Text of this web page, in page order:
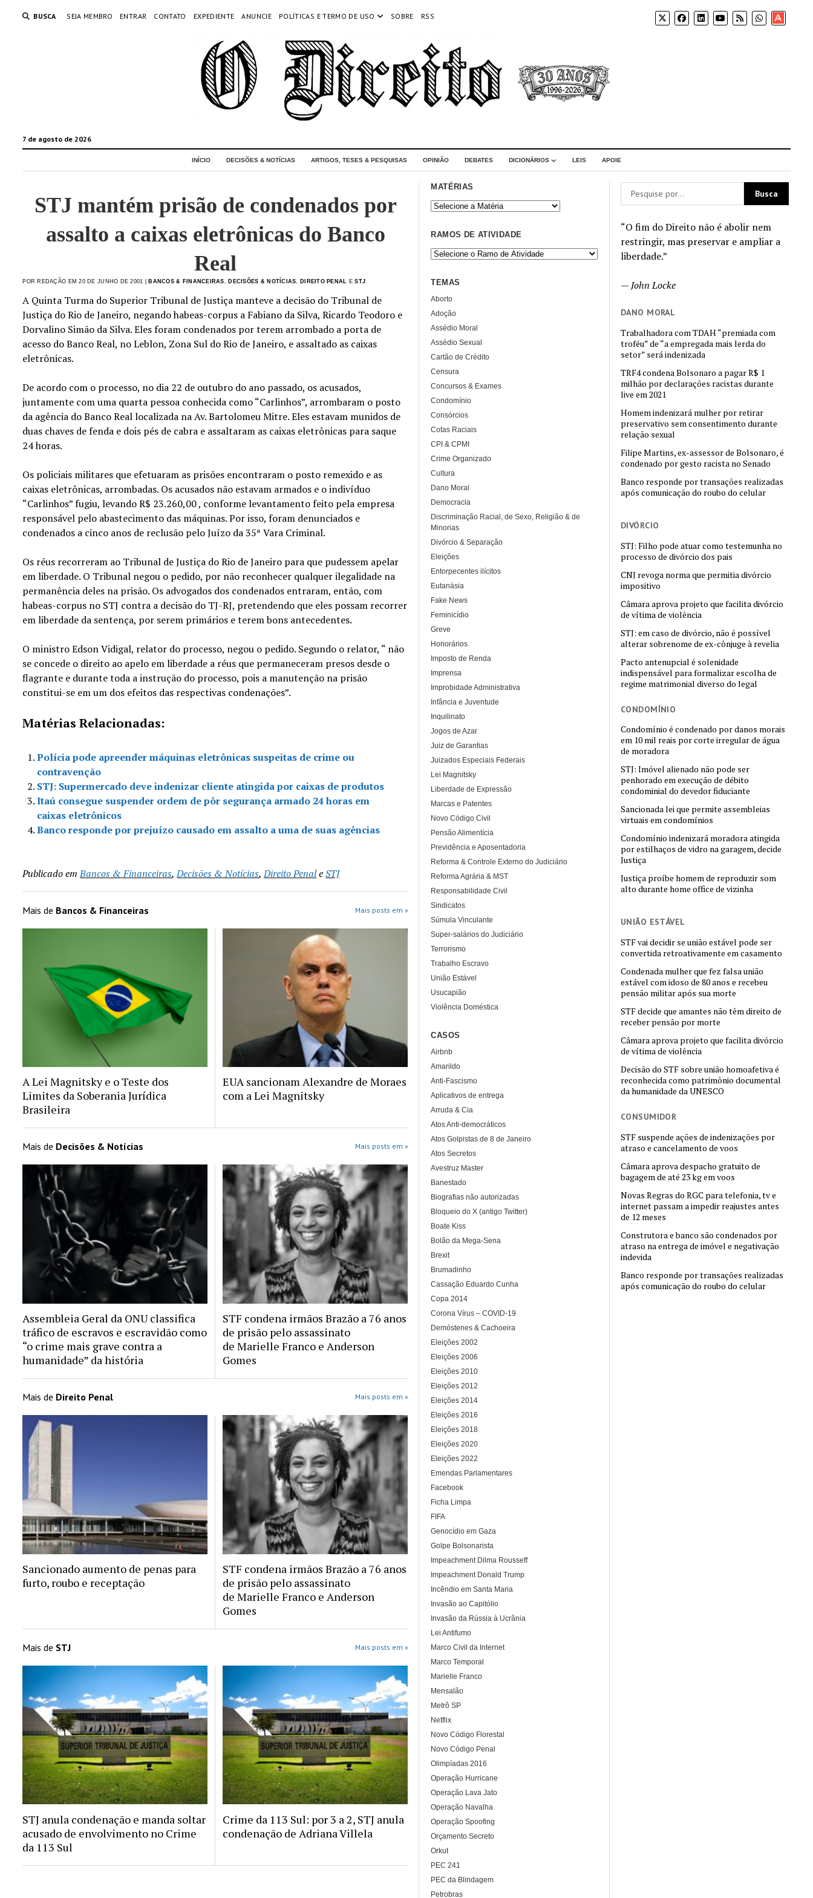
BUSCA SEJA MEMBRO ENTRAR CONTATO EXPEDIENTE ANUNCIE POLÍTICAS E TERMO DE USO SOBRE RSS
Apoia-
se
7 de agosto de 2026
INÍCIO DECISÕES & NOTÍCIAS ARTIGOS, TESES & PESQUISAS OPINIÃO DEBATES DICIONÁRIOS LEIS APOIE
“O fim do Direito não é abolir nem
restringir, mas preservar e ampliar a
liberdade.”
— John Locke
DANO MORAL
Trabalhadora com TDAH “premiada com
troféu” de “a empregada mais lerda do
setor” será indenizada
TRF4 condena Bolsonaro a pagar R$ 1
milhão por declarações racistas durante
live em 2021
Homem indenizará mulher por retirar
preservativo sem consentimento durante
relação sexual
Filipe Martins, ex-assessor de Bolsonaro, é
condenado por gesto racista no Senado
Banco responde por transações realizadas
após comunicação do roubo do celular
DIVÓRCIO
STJ: Filho pode atuar como testemunha no
processo de divórcio dos pais
CNJ revoga norma que permitia divórcio
impositivo
Câmara aprova projeto que facilita divórcio
de vítima de violência
STJ: em caso de divórcio, não é possível
alterar sobrenome de ex-cônjuge à revelia
Pacto antenupcial é solenidade
indispensável para formalizar escolha de
regime matrimonial diverso do legal
CONDOMÍNIO
Condomínio é condenado por danos morais
em 10 mil reais por corte irregular de água
de moradora
STJ: Imóvel alienado não pode ser
penhorado em execução de débito
condominial do devedor fiduciante
Sancionada lei que permite assembleias
virtuais em condomínios
Condomínio indenizará moradora atingida
por estilhaços de vidro na garagem, decide
Justiça
Justiça proíbe homem de reproduzir som
alto durante home office de vizinha
UNIÃO ESTÁVEL
STF vai decidir se união estável pode ser
convertida retroativamente em casamento
Condenada mulher que fez falsa união
estável com idoso de 80 anos e recebeu
pensão militar após sua morte
STF decide que amantes não têm direito de
receber pensão por morte
Câmara aprova projeto que facilita divórcio
de vítima de violência
Decisão do STF sobre união homoafetiva é
reconhecida como patrimônio documental
da humanidade da UNESCO
CONSUMIDOR
STF suspende ações de indenizações por
atraso e cancelamento de voos
Câmara aprova despacho gratuito de
bagagem de até 23 kg em voos
Novas Regras do RGC para telefonia, tv e
internet passam a impedir reajustes antes
de 12 meses
Construtora e banco são condenados por
atraso na entrega de imóvel e negativação
indevida
Banco responde por transações realizadas
após comunicação do roubo do celular
STJ mantém prisão de condenados por
assalto a caixas eletrônicas do Banco
Real
POR REDAÇÃO EM 20 DE JUNHO DE 2001 | BANCOS & FINANCEIRAS DECISÕES & NOTÍCIAS DIREITO PENAL ESTJ
A Quinta Turma do Superior Tribunal de Justiça manteve a decisão do Tribunal de
Justiça do Rio de Janeiro, negando habeas-corpus a Fabiano da Silva, Ricardo Teodoro e
Dorvalino Simão da Silva. Eles foram condenados por terem arrombado a porta de
acesso do Banco Real, no Leblon, Zona Sul do Rio de Janeiro, e assaltado as caixas
eletrônicas.
De acordo com o processo, no dia 22 de outubro do ano passado, os acusados,
juntamente com uma quarta pessoa conhecida como “Carlinhos”, arrombaram o posto
da agência do Banco Real localizada na Av. Bartolomeu Mitre. Eles estavam munidos de
duas chaves de fenda e dois pés de cabra e assaltaram as caixas eletrônicas para saque
24 horas.
Os policiais militares que efetuaram as prisões encontraram o posto remexido e as
caixas eletrônicas, arrombadas. Os acusados não estavam armados e o indivíduo
“Carlinhos” fugiu, levando R$ 23.260,00 , conforme levantamento feito pela empresa
responsável pelo abastecimento das máquinas. Por isso, foram denunciados e
condenados a cinco anos de reclusão pelo Juízo da 35ª Vara Criminal.
Os réus recorreram ao Tribunal de Justiça do Rio de Janeiro para que pudessem apelar
em liberdade. O Tribunal negou o pedido, por não reconhecer qualquer ilegalidade na
permanência deles na prisão. Os advogados dos condenados entraram, então, com
habeas-corpus no STJ contra a decisão do TJ-RJ, pretendendo que eles possam recorrer
em liberdade da sentença, por serem primários e terem bons antecedentes.
O ministro Edson Vidigal, relator do processo, negou o pedido. Segundo o relator, “ não
se concede o direito ao apelo em liberdade a réus que permaneceram presos desde o
flagrante e durante toda a instrução do processo, pois a manutenção na prisão
constitui-se em um dos efeitos das respectivas condenações”.
Matérias Relacionadas:
Polícia pode apreender máquinas eletrônicas suspeitas de crime ou
contravenção
STJ: Supermercado deve indenizar cliente atingida por caixas de produtos
Itaú consegue suspender ordem de pôr segurança armado 24 horas em
caixas eletrônicos
Banco responde por prejuízo causado em assalto a uma de suas agências
Publicado em Bancos & Financeiras,Decisões & Notícias,Direito PenaleSTJ
Mais de Bancos & Financeiras Mais posts em »
A Lei Magnitsky e o Teste dos
Limites da Soberania Jurídica
Brasileira
EUA sancionam Alexandre de Moraes
com a Lei Magnitsky
Mais de Decisões & Notícias Mais posts em »
Assembleia Geral da ONU classifica
tráfico de escravos e escravidão como
“o crime mais grave contra a
humanidade” da história
STF condena irmãos Brazão a 76 anos
de prisão pelo assassinato
de Marielle Franco e Anderson
Gomes
Mais de Direito Penal Mais posts em »
Sancionado aumento de penas para
furto, roubo e receptação
STF condena irmãos Brazão a 76 anos
de prisão pelo assassinato
de Marielle Franco e Anderson
Gomes
Mais de STJ Mais posts em »
STJ anula condenação e manda soltar
acusado de envolvimento no Crime
da 113 Sul
Crime da 113 Sul: por 3 a 2, STJ anula
condenação de Adriana Villela
MATÉRIAS
RAMOS DE ATIVIDADE
TEMAS
Aborto
Adoção
Assédio Moral
Assédio Sexual
Cartão de Crédito
Censura
Concursos & Exames
Condomínio
Consórcios
Cotas Raciais
CPI & CPMI
Crime Organizado
Cultura
Dano Moral
Democracia
Discriminação Racial, de Sexo, Religião & de
Minorias
Divórcio & Separação
Eleições
Entorpecentes ilícitos
Eutanásia
Fake News
Feminicídio
Greve
Honorários
Imposto de Renda
Imprensa
Improbidade Administrativa
Infância e Juventude
Inquilinato
Jogos de Azar
Juiz de Garantias
Juizados Especiais Federais
Lei Magnitsky
Liberdade de Expressão
Marcas e Patentes
Novo Código Civil
Pensão Alimentícia
Previdência e Aposentadoria
Reforma & Controle Externo do Judiciário
Reforma Agrária & MST
Responsabilidade Civil
Sindicatos
Súmula Vinculante
Super-salários do Judiciário
Terrorismo
Trabalho Escravo
União Estável
Usucapião
Violência Doméstica
CASOS
Airbnb
Amarildo
Anti-Fascismo
Aplicativos de entrega
Arruda & Cia
Atos Anti-democráticos
Atos Golpistas de 8 de Janeiro
Atos Secretos
Avestruz Master
Banestado
Biografias não autorizadas
Bloqueio do X (antigo Twitter)
Boate Kiss
Bolão da Mega-Sena
Brexit
Brumadinho
Cassação Eduardo Cunha
Copa 2014
Corona Vírus – COVID-19
Demóstenes & Cachoeira
Eleições 2002
Eleições 2006
Eleições 2010
Eleições 2012
Eleições 2014
Eleições 2016
Eleições 2018
Eleições 2020
Eleições 2022
Emendas Parlamentares
Facebook
Ficha Limpa
FIFA
Genocídio em Gaza
Golpe Bolsonarista
Impeachment Dilma Rousseff
Impeachment Donald Trump
Incêndio em Santa Maria
Invasão ao Capitólio
Invasão da Rússia à Ucrânia
Lei Antifumo
Marco Civil da Internet
Marco Temporal
Marielle Franco
Mensalão
Metrô SP
Netflix
Novo Código Florestal
Novo Código Penal
Olimpíadas 2016
Operação Hurricane
Operação Lava Jato
Operação Navalha
Operação Spoofing
Orçamento Secreto
Orkut
PEC 241
PEC da Blindagem
Petrobras